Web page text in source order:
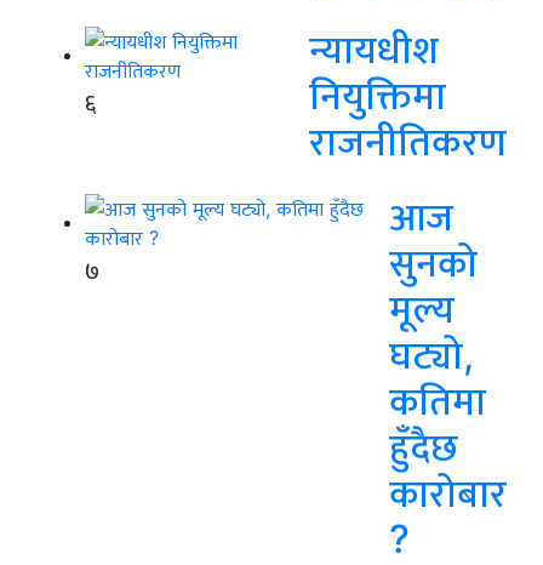
६
न्यायधीश
नियुक्तिमा
राजनीतिकरण
७
आज
सुनको
मूल्य
घट्यो,
कतिमा
हुँदैछ
कारोबार
?